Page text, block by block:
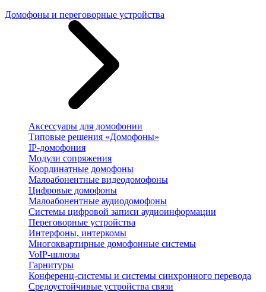
Домофоны и переговорные устройства
Аксессуары для домофонии
Типовые решения «Домофоны»
IP-домофония
Модули сопряжения
Координатные домофоны
Малоабонентные видеодомофоны
Цифровые домофоны
Малоабонентные аудиодомофоны
Системы цифровой записи аудиоинформации
Переговорные устройства
Интерфоны, интеркомы
Многоквартирные домофонные системы
VoIP-шлюзы
Гарнитуры
Конференц-системы и системы синхронного перевода
Средоустойчивые устройства связи